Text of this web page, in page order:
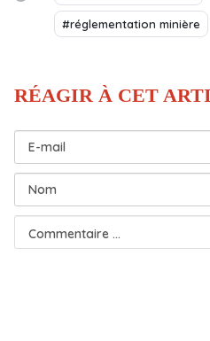
#réglementation minière